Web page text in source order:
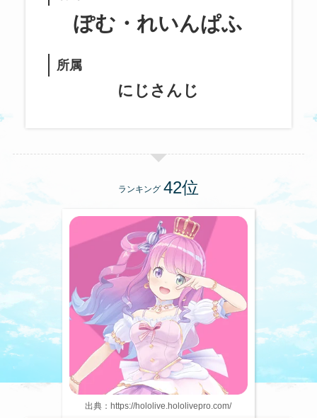
ぽむ・れいんぱふ
所属
にじさんじ
ランキング
出典：https://hololive.hololivepro.com/